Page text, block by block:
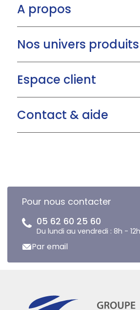
A propos
Nos univers produits
Espace client
Contact & aide
Pour nous contacter
05 62 60 25 60
Du lundi au vendredi : 8h -
Par email